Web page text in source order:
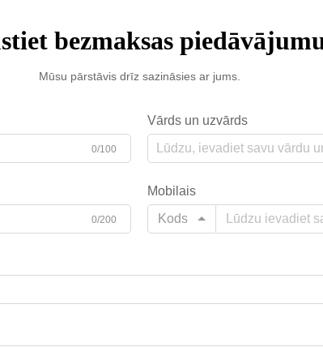
bezmaksas
Mūsu pārstāvis drīz sazināsies ar jums.
0/100
Vārds un uzvārds
0/200
Mobilais
Kods